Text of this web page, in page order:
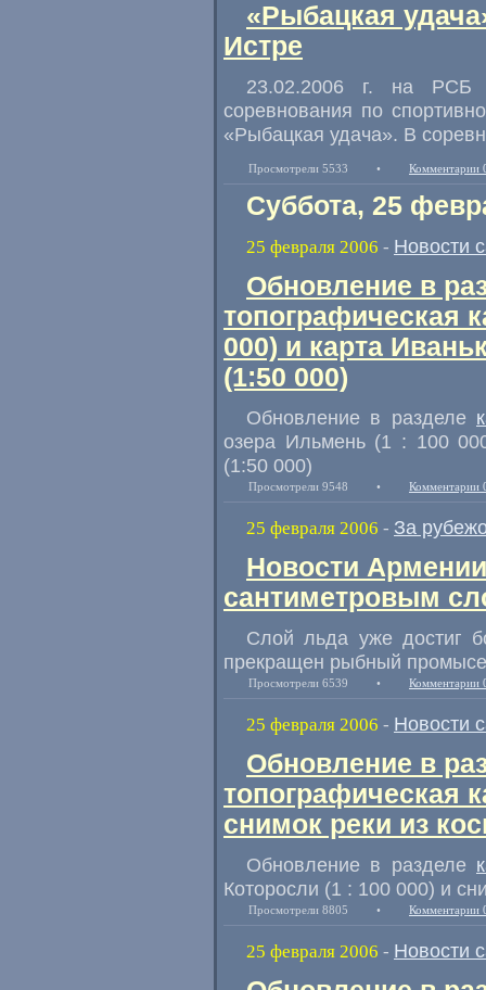
«Рыбацкая
Истре
23.02.2006 г. на РСБ
соревнования по
«Рыбацкая удача». В
Просмотрели 5533 • Комментарии
Суббота, 25
25 февраля 2006 - Новости
Обновление в
топографическая
000) и карта
(1:50 000)
Обновление в разделе
озера Ильмень (1 : 100
(1:50 000)
Просмотрели 9548 • Комментарии
25 февраля 2006 - За
Новости
сантиметровым
Слой льда уже достиг
прекращен рыбный
Просмотрели 6539 • Комментарии
25 февраля 2006 - Новости
Обновление в
топографическая
снимок реки из
Обновление в разделе
Которосли (1 : 100 000) и
Просмотрели 8805 • Комментарии
25 февраля 2006 - Новости